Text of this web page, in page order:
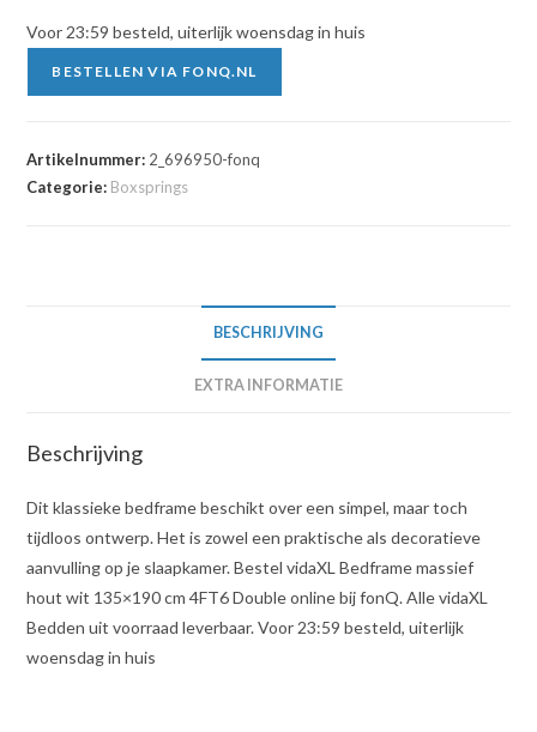
Voor 23:59 besteld, uiterlijk woensdag in huis
BESTELLEN VIA FONQ.NL
Artikelnummer: 2_696950-fonq
Categorie: Boxsprings
BESCHRIJVING
EXTRA INFORMATIE
Beschrijving
Dit klassieke bedframe beschikt over een simpel, maar toch
tijdloos ontwerp. Het is zowel een praktische als decoratieve
aanvulling op je slaapkamer. Bestel vidaXL Bedframe massief
hout wit 135×190 cm 4FT6 Double online bij fonQ. Alle vidaXL
Bedden uit voorraad leverbaar. Voor 23:59 besteld, uiterlijk
woensdag in huis